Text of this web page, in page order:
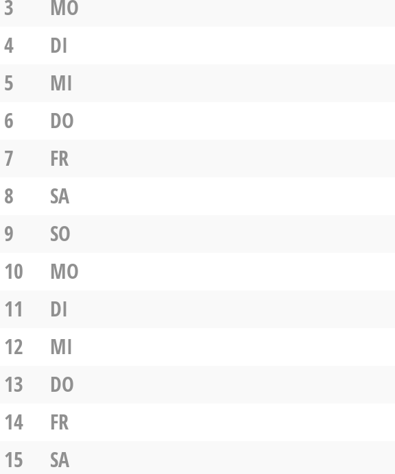
3
MO
4
DI
5
MI
6
DO
7
FR
8
SA
9
SO
10
MO
11
DI
12
MI
13
DO
14
FR
15
SA